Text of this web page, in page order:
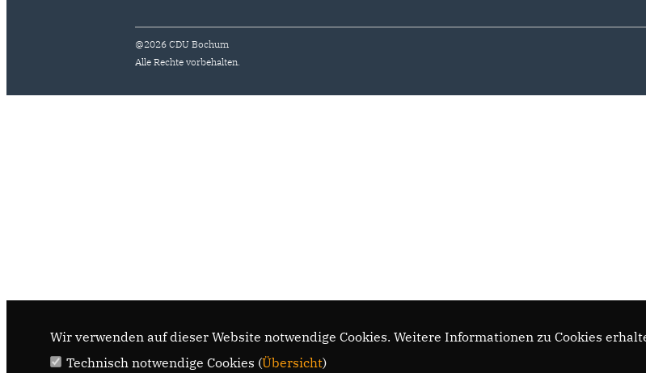
@2026 CDU Bochum
Alle Rechte vorbehalten.
Wir verwenden auf dieser Website notwendige Cookies. Weitere Informationen zu Cookies
Technisch notwendige Cookies (Übersicht)